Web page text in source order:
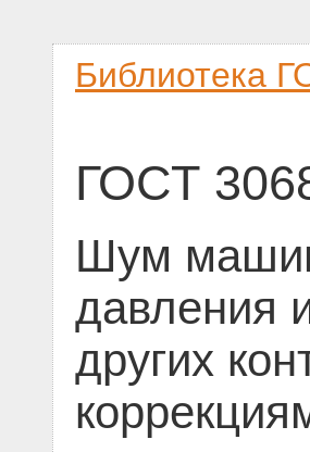
Библиотека
ГОСТ
Шум
давления
других